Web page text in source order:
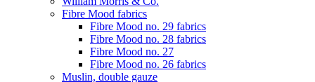
Fibre Mood fabrics
Fibre Mood no. 29 fabrics
Fibre Mood no. 28 fabrics
Fibre Mood no. 27
Fibre Mood no. 26 fabrics
Muslin, double gauze